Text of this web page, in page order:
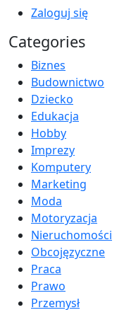
Zaloguj się
Categories
Biznes
Budownictwo
Dziecko
Edukacja
Hobby
Imprezy
Komputery
Marketing
Moda
Motoryzacja
Nieruchomości
Obcojęzyczne
Praca
Prawo
Przemysł